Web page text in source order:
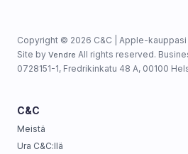
Copyright © 2026 C&C | Apple-
Site by Vendre All rights reserved.
0728151-1, Fredrikinkatu 48 A, 00100
C&C
Meistä
Ura C&C:llä